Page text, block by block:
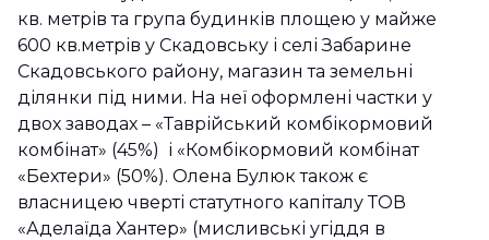
кв. метрів та група будинків площею у майже
600 кв.метрів у Скадовську і селі Забарине
Скадовського району, магазин та земельні
ділянки під ними. На неї оформлені частки у
двох заводах – «Таврійський комбікормовий
комбінат» (45%) і «Комбікормовий комбінат
«Бехтери» (50%). Олена Булюк також є
власницею чверті статутного капіталу ТОВ
«Аделаїда Хантер» (мисливські угіддя в